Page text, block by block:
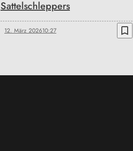
Sattelschleppers
12. März 202610:27 bookmark_border